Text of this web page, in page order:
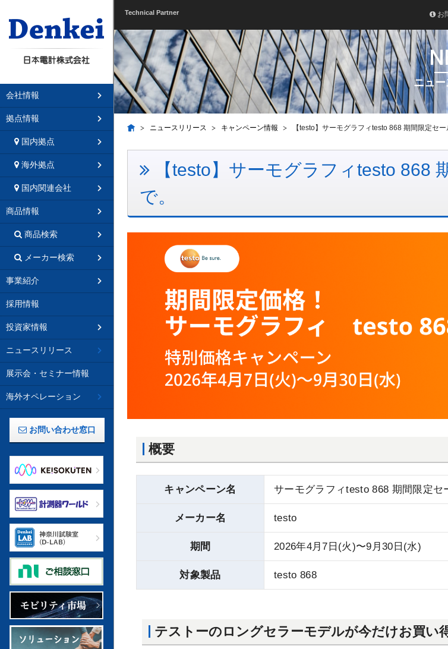
会社情報
拠点情報
国内拠点
海外拠点
国内関連会社
商品情報
商品検索
メーカー検索
事業紹介
採用情報
投資家情報
ニュースリリース
展示会・セミナー情報
海外オペレーション
お問い合わせ窓口
Technical Partner お
ニュ
ニュースリリース キャンペーン情報 【testo】サーモグラフィtesto 868 期間限定セ
【testo】サーモグラフィtesto 868
で。
概要
キャンペーン名 サーモグラフィtesto 868 期間限定セ
メーカー名 testo
期間 2026年4月7日(火)〜9月30日(水)
対象製品 testo 868
テストーのロングセラーモデルが今だけお買い